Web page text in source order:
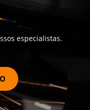
especialistas.